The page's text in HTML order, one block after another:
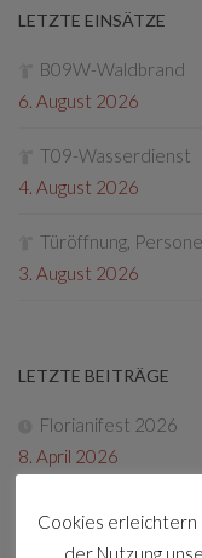
LETZTE EINSÄTZE
B09W-Waldbrand
6. August 2026
T09-Wasserdienst
4. August 2026
Türöffnung,
3. August 2026
LETZTE BEITRÄGE
Florianifest 2026
8. April 2026
Friedenslichtaktion
22. Dezember 2025
Cookies
der Nutzung